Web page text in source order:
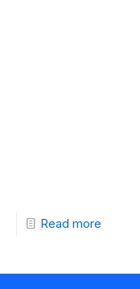
Read more